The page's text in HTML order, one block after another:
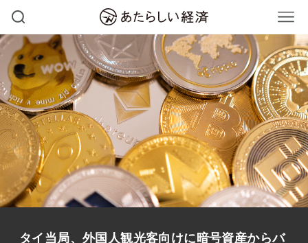
タイ当局、外国人観光客向けに暗号資産からバ